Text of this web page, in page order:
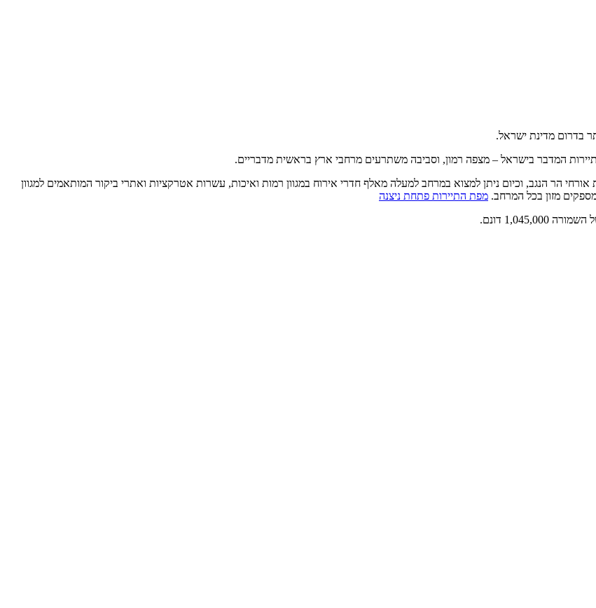
המדבר בישראל – מצפה רמון, וסביבה משתרעים מרחבי ארץ בראשית מדבריים.
הר הנגב, וכיום ניתן למצוא במרחב למעלה מאלף חדרי אירוח במגוון רמות ואיכות, עשרות אטרקציות ואתרי ביקור המותאמים למגוון
מזון בכל המרחב. מפת התיירות פתחת ניצנה
דונם.